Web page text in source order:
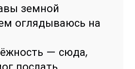
земной
оглядываюсь на
— сюда,